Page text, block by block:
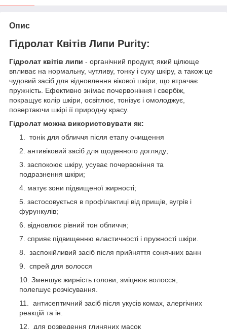
Опис
Гідролат Квітів Липи Purity:
Гідролат квітів липи - органічний продукт, який цілюще
впливає на нормальну, чутливу, тонку і суху шкіру, а також це
чудовий засіб для відновлення вікової шкіри, що втрачає
пружність. Ефективно знімає почервоніння і свербіж,
покращує колір шкіри, освітлює, тонізує і омолоджує,
повертаючи шкірі її природну красу.
Гідролат можна використовувати як:
тонік для обличчя після етапу очищення
антивіковий засіб для щоденного догляду;
заспокоює шкіру, усуває почервоніння та
подразнення шкіри;
матує зони підвищеної жирності;
застосовується в профілактиці від прищів, вугрів і
фурункулів;
відновлює рівний тон обличчя;
сприяє підвищенню еластичності і пружності шкіри.
заспокійливий засіб після прийняття сонячних ванн
спрей для волосся
Зменшує жирність голови, зміцнює волосся,
полегшує розчісування.
антисептичний засіб після укусів комах, алергічних
реакцій та ін.
для розведення глиняних масок